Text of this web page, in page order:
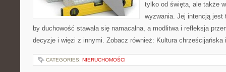
tylko od święta, ale także
wyzwania. Jej intencją
by duchowość stawała się namacalna, a modlitwa i refleksja
decyzje i więzi z innymi. Zobacz również: Kultura
CATEGORIES: NIERUCHOMOŚCI